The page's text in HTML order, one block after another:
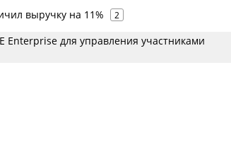
выручку на 11% 2
Enterprise для управления участниками